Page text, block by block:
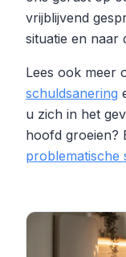
vrijblijvend
situatie en naar
Lees ook meer
schuldsanering
u zich in het
hoofd groeien?
problematische